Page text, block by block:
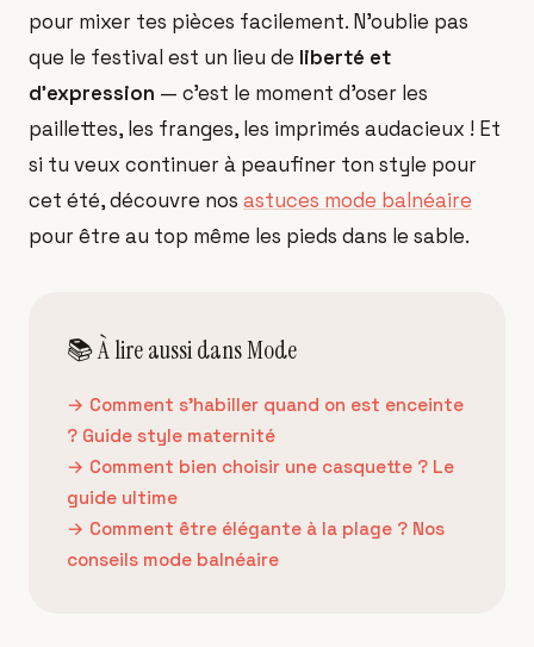
pour mixer tes pièces facilement. N'oublie pas
que le festival est un lieu de liberté et
d'expression — c'est le moment d'oser les
paillettes, les franges, les imprimés audacieux ! Et
si tu veux continuer à peaufiner ton style pour
cet été, découvre nos astuces mode balnéaire
pour être au top même les pieds dans le sable.
📚 À lire aussi dansMode
→ Comment s'habiller quand on est enceinte
? Guide style maternité
→ Comment bien choisir une casquette ? Le
guide ultime
→ Comment être élégante à la plage ? Nos
conseils mode balnéaire